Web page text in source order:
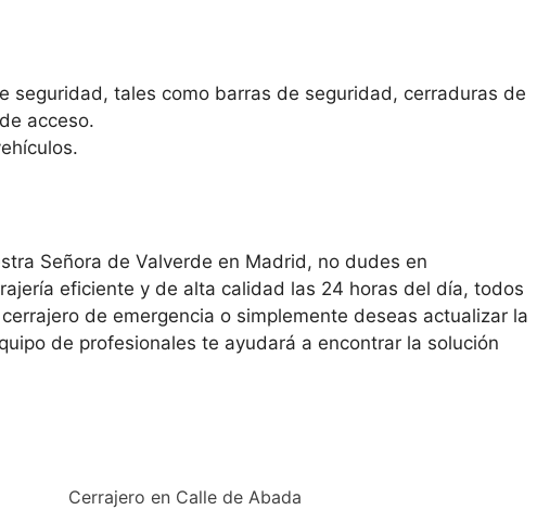
seguridad, tales como barras de seguridad, cerraduras de
acceso.
Señora de Valverde en Madrid, no dudes en
eficiente y de alta calidad las 24 horas del día, todos
de emergencia o simplemente deseas actualizar la
de profesionales te ayudará a encontrar la solución
Cerrajero en Calle de Abada